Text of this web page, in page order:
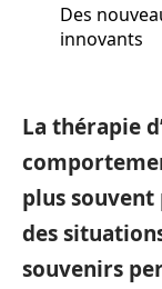
Des
innovants
La thérapie
plus souvent
des
souvenirs